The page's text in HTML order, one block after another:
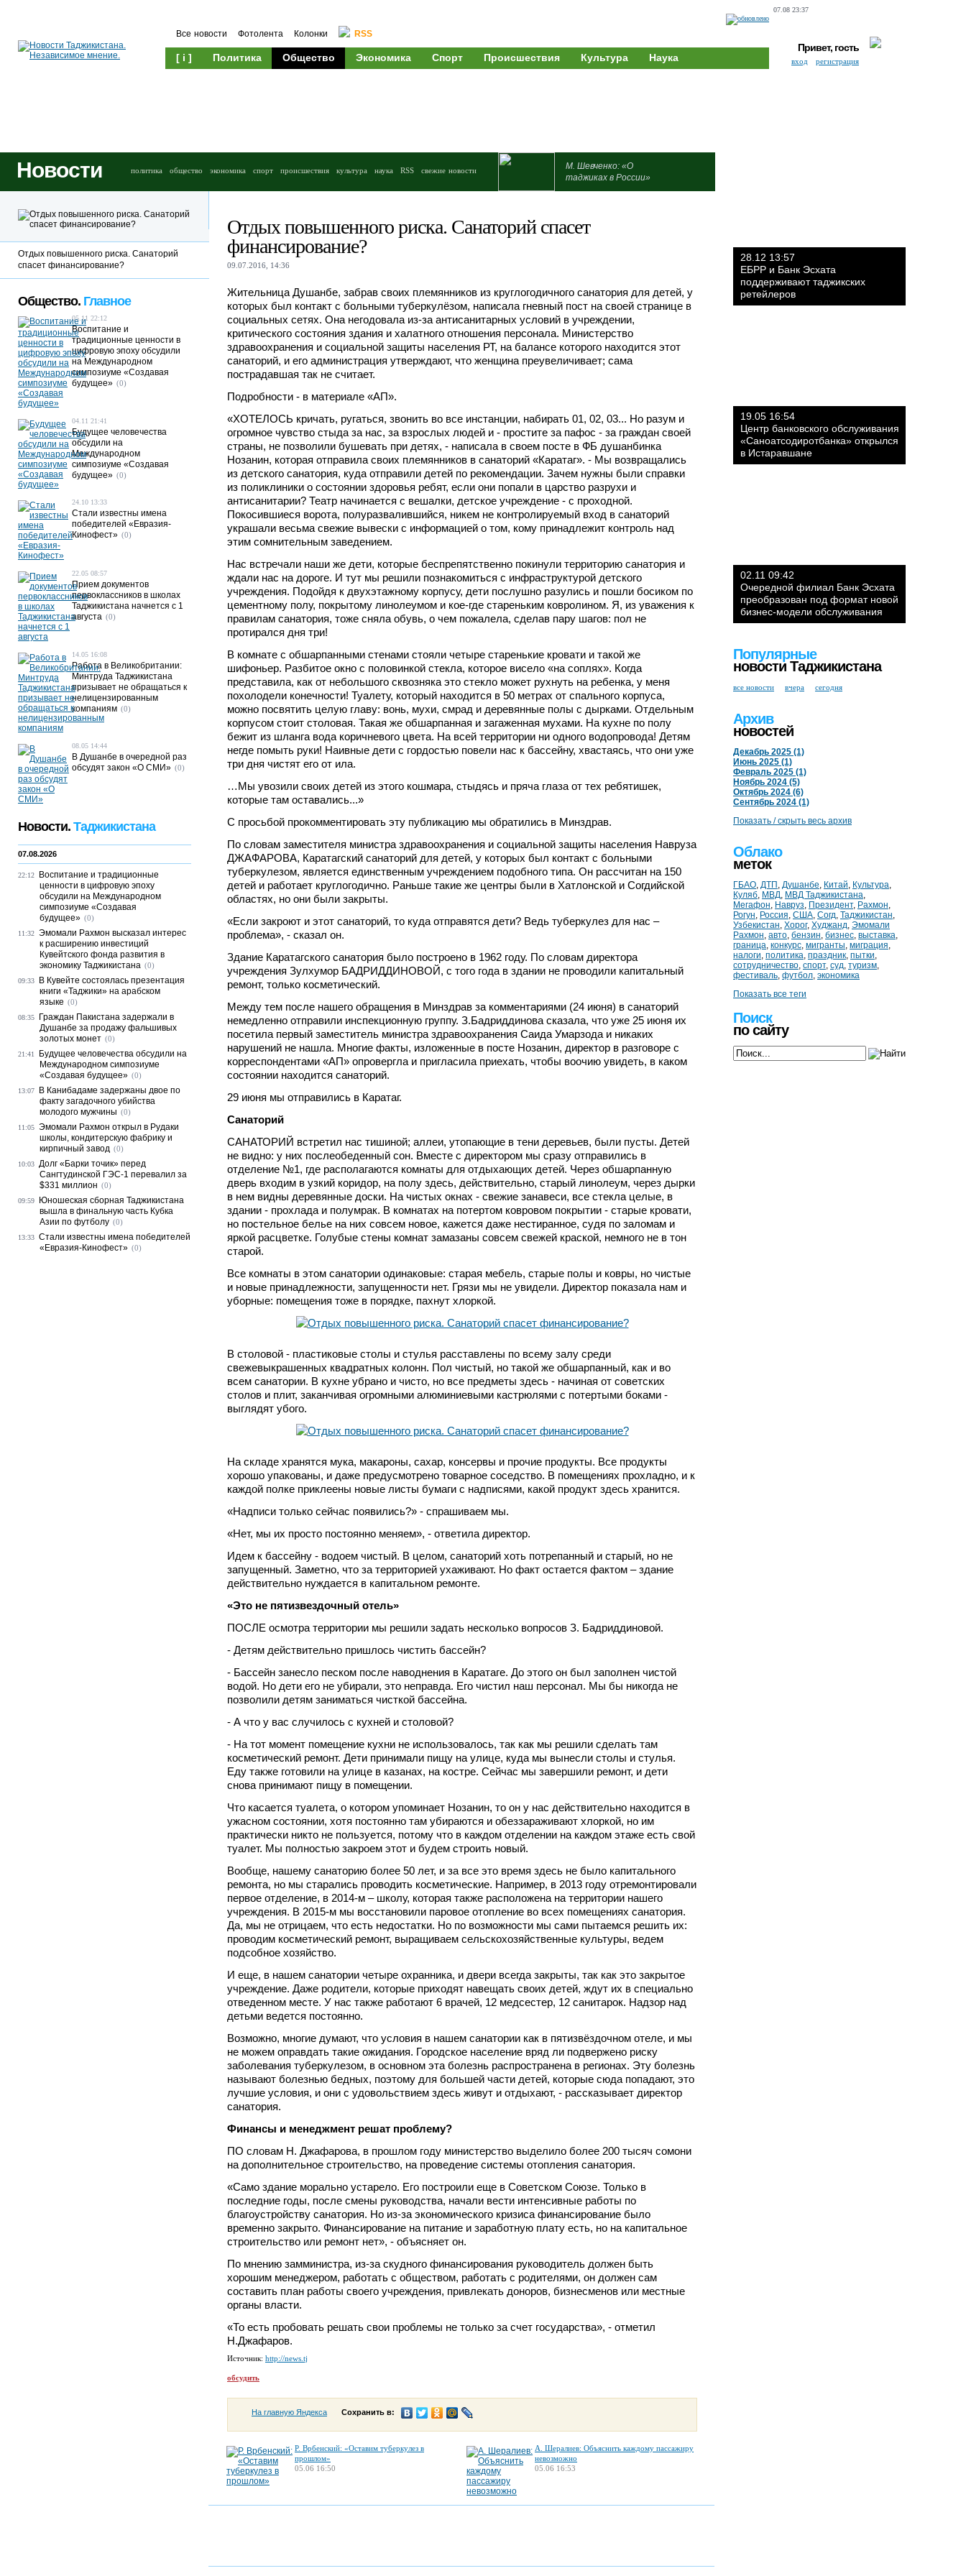
07.08 23:37
Все новости Фотолента Колонки RSS
[ i ] Политика Общество Экономика Спорт Происшествия Культура Наука
Привет, гость
вход регистрация
Новости политика общество экономика спорт происшествия культура наука RSS свежие новости
М. Шевченко: «О
таджиках в России»
Отдых повышенного риска. Санаторий спасет
финансирование?
09.07.2016, 14:36
Жительница Душанбе, забрав своих племянников из круглогодичного санатория для детей, у
которых был контакт с больными туберкулёзом, написала гневный пост на своей странице в
социальных сетях. Она негодовала из-за антисанитарных условий в учреждении,
критического состояния здания и халатного отношения персонала. Министерство
здравоохранения и социальной защиты населения РТ, на балансе которого находится этот
санаторий, и его администрация утверждают, что женщина преувеличивает; сама
пострадавшая так не считает.
Подробности - в материале «АП».
«ХОТЕЛОСЬ кричать, ругаться, звонить во все инстанции, набирать 01, 02, 03... Но разум и
огромное чувство стыда за нас, за взрослых людей и - простите за пафос - за граждан своей
страны, не позволили бушевать при детях, - написала в своем посте в ФБ душанбинка
Нозанин, которая отправила своих племянников в санаторий «Каратаг». - Мы возвращались
из детского санатория, куда отправили детей по рекомендации. Зачем нужны были справки
из поликлиники о состоянии здоровья ребят, если они попали в царство разрухи и
антисанитарии? Театр начинается с вешалки, детское учреждение - с проходной.
Покосившиеся ворота, полуразвалившийся, никем не контролируемый вход в санаторий
украшали весьма свежие вывески с информацией о том, кому принадлежит контроль над
этим сомнительным заведением.
Нас встречали наши же дети, которые беспрепятственно покинули территорию санатория и
ждали нас на дороге. И тут мы решили познакомиться с инфраструктурой детского
учреждения. Подойдя к двухэтажному корпусу, дети послушно разулись и пошли босиком по
цементному полу, покрытому линолеумом и кое-где стареньким ковролином. Я, из уважения к
правилам санатория, тоже сняла обувь, о чем пожалела, сделав пару шагов: пол не
протирался дня три!
В комнате с обшарпанными стенами стояли четыре старенькие кровати и такой же
шифоньер. Разбитое окно с половинкой стекла, которое висело «на соплях». Когда
представила, как от небольшого сквозняка это стекло может рухнуть на ребенка, у меня
похолодели конечности! Туалету, который находится в 50 метрах от спального корпуса,
можно посвятить целую главу: вонь, мухи, смрад и деревянные полы с дырками. Отдельным
корпусом стоит столовая. Такая же обшарпанная и загаженная мухами. На кухне по полу
бежит из шланга вода коричневого цвета. На всей территории ни одного водопровода! Детям
негде помыть руки! Наивные дети с гордостью повели нас к бассейну, хвастаясь, что они уже
три дня чистят его от ила.
…Мы увозили своих детей из этого кошмара, стыдясь и пряча глаза от тех ребятишек,
которые там оставались...»
С просьбой прокомментировать эту публикацию мы обратились в Минздрав.
По словам заместителя министра здравоохранения и социальной защиты населения Навруза
ДЖАФАРОВА, Каратагский санаторий для детей, у которых был контакт с больными
туберкулезом, является единственным учреждением подобного типа. Он рассчитан на 150
детей и работает круглогодично. Раньше такие же центры были в Хатлонской и Согдийской
областях, но они были закрыты.
«Если закроют и этот санаторий, то куда отправятся дети? Ведь туберкулез для нас –
проблема», - сказал он.
Здание Каратагского санатория было построено в 1962 году. По словам директора
учреждения Зулхумор БАДРИДДИНОВОЙ, с того года в здании не проводили капитальный
ремонт, только косметический.
Между тем после нашего обращения в Минздрав за комментариями (24 июня) в санаторий
немедленно отправили инспекционную группу. З.Бадриддинова сказала, что уже 25 июня их
посетила первый заместитель министра здравоохранения Саида Умарзода и никаких
нарушений не нашла. Многие факты, изложенные в посте Нозанин, директор в разговоре с
корреспондентами «АП» опровергла и пригласила приехать, чтобы воочию увидеть, в каком
состоянии находится санаторий.
29 июня мы отправились в Каратаг.
Санаторий
САНАТОРИЙ встретил нас тишиной; аллеи, утопающие в тени деревьев, были пусты. Детей
не видно: у них послеобеденный сон. Вместе с директором мы сразу отправились в
отделение №1, где располагаются комнаты для отдыхающих детей. Через обшарпанную
дверь входим в узкий коридор, на полу здесь, действительно, старый линолеум, через дырки
в нем видны деревянные доски. На чистых окнах - свежие занавеси, все стекла целые, в
здании - прохлада и полумрак. В комнатах на потертом ковровом покрытии - старые кровати,
но постельное белье на них совсем новое, кажется даже нестиранное, судя по заломам и
яркой расцветке. Голубые стены комнат замазаны совсем свежей краской, немного не в тон
старой.
Все комнаты в этом санатории одинаковые: старая мебель, старые полы и ковры, но чистые
и новые принадлежности, запущенности нет. Грязи мы не увидели. Директор показала нам и
уборные: помещения тоже в порядке, пахнут хлоркой.
В столовой - пластиковые столы и стулья расставлены по всему залу среди
свежевыкрашенных квадратных колонн. Пол чистый, но такой же обшарпанный, как и во
всем санатории. В кухне убрано и чисто, но все предметы здесь - начиная от советских
столов и плит, заканчивая огромными алюминиевыми кастрюлями с потертыми боками -
выглядят убого.
На складе хранятся мука, макароны, сахар, консервы и прочие продукты. Все продукты
хорошо упакованы, и даже предусмотрено товарное соседство. В помещениях прохладно, и к
каждой полке приклеены новые листы бумаги с надписями, какой продукт здесь хранится.
«Надписи только сейчас появились?» - спрашиваем мы.
«Нет, мы их просто постоянно меняем», - ответила директор.
Идем к бассейну - водоем чистый. В целом, санаторий хоть потрепанный и старый, но не
запущенный. Заметно, что за территорией ухаживают. Но факт остается фактом – здание
действительно нуждается в капитальном ремонте.
«Это не пятизвездочный отель»
ПОСЛЕ осмотра территории мы решили задать несколько вопросов З. Бадриддиновой.
- Детям действительно пришлось чистить бассейн?
- Бассейн занесло песком после наводнения в Каратаге. До этого он был заполнен чистой
водой. Но дети его не убирали, это неправда. Его чистил наш персонал. Мы бы никогда не
позволили детям заниматься чисткой бассейна.
- А что у вас случилось с кухней и столовой?
- На тот момент помещение кухни не использовалось, так как мы решили сделать там
косметический ремонт. Дети принимали пищу на улице, куда мы вынесли столы и стулья.
Еду также готовили на улице в казанах, на костре. Сейчас мы завершили ремонт, и дети
снова принимают пищу в помещении.
Что касается туалета, о котором упоминает Нозанин, то он у нас действительно находится в
ужасном состоянии, хотя постоянно там убираются и обеззараживают хлоркой, но им
практически никто не пользуется, потому что в каждом отделении на каждом этаже есть свой
туалет. Мы полностью закроем этот и будем строить новый.
Вообще, нашему санаторию более 50 лет, и за все это время здесь не было капитального
ремонта, но мы старались проводить косметические. Например, в 2013 году отремонтировали
первое отделение, в 2014-м – школу, которая также расположена на территории нашего
учреждения. В 2015-м мы восстановили паровое отопление во всех помещениях санатория.
Да, мы не отрицаем, что есть недостатки. Но по возможности мы сами пытаемся решить их:
проводим косметический ремонт, выращиваем сельскохозяйственные культуры, ведем
подсобное хозяйство.
И еще, в нашем санатории четыре охранника, и двери всегда закрыты, так как это закрытое
учреждение. Даже родители, которые приходят навещать своих детей, ждут их в специально
отведенном месте. У нас также работают 6 врачей, 12 медсестер, 12 санитарок. Надзор над
детьми ведется постоянно.
Возможно, многие думают, что условия в нашем санатории как в пятизвёздочном отеле, и мы
не можем оправдать такие ожидания. Городское население вряд ли подвержено риску
заболевания туберкулезом, в основном эта болезнь распространена в регионах. Эту болезнь
называют болезнью бедных, поэтому для большей части детей, которые сюда попадают, это
лучшие условия, и они с удовольствием здесь живут и отдыхают, - рассказывает директор
санатория.
Финансы и менеджмент решат проблему?
ПО словам Н. Джафарова, в прошлом году министерство выделило более 200 тысяч сомони
на дополнительное строительство, на проведение системы отопления санатория.
«Само здание морально устарело. Его построили еще в Советском Союзе. Только в
последние годы, после смены руководства, начали вести интенсивные работы по
благоустройству санатория. Но из-за экономического кризиса финансирование было
временно закрыто. Финансирование на питание и заработную плату есть, но на капитальное
строительство или ремонт нет», - объясняет он.
По мнению замминистра, из-за скудного финансирования руководитель должен быть
хорошим менеджером, работать с обществом, работать с родителями, он должен сам
составить план работы своего учреждения, привлекать доноров, бизнесменов или местные
органы власти.
«То есть пробовать решать свои проблемы не только за счет государства», - отметил
Н.Джафаров.
Источник: http://news.tj
обсудить
На главную Яндекса Сохранить в:
Р. Врбенский: «Оставим туберкулез в
прошлом»
05.06 16:50
А. Шералиев: Объяснить каждому пассажиру
невозможно
05.06 16:53
Отдых повышенного риска. Санаторий
спасет финансирование?
Общество. Главное
05.11 22:12
Воспитание и
традиционные ценности в
цифровую эпоху обсудили
на Международном
симпозиуме «Создавая
будущее» (0)
04.11 21:41
Будущее человечества
обсудили на
Международном
симпозиуме «Создавая
будущее» (0)
24.10 13:33
Стали известны имена
победителей «Евразия-
Кинофест» (0)
22.05 08:57
Прием документов
первоклассников в школах
Таджикистана начнется с 1
августа (0)
14.05 16:08
Работа в Великобритании:
Минтруда Таджикистана
призывает не обращаться к
нелицензированным
компаниям (0)
08.05 14:44
В Душанбе в очередной раз
обсудят закон «О СМИ» (0)
Новости. Таджикистана
07.08.2026
22:12
Воспитание и традиционные
ценности в цифровую эпоху
обсудили на Международном
симпозиуме «Создавая
будущее» (0)
11:32 Эмомали Рахмон высказал интерес
к расширению инвестиций
Кувейтского фонда развития в
экономику Таджикистана (0)
09:33
В Кувейте состоялась презентация
книги «Таджики» на арабском
языке (0)
08:35
Граждан Пакистана задержали в
Душанбе за продажу фальшивых
золотых монет (0)
21:41
Будущее человечества обсудили на
Международном симпозиуме
«Создавая будущее» (0)
13:07
В Канибадаме задержаны двое по
факту загадочного убийства
молодого мужчины (0)
11:05 Эмомали Рахмон открыл в Рудаки
школы, кондитерскую фабрику и
кирпичный завод (0)
10:03 Долг «Барки точик» перед
Сангтудинской ГЭС-1 перевалил за
$331 миллион (0)
09:59
Юношеская сборная Таджикистана
вышла в финальную часть Кубка
Азии по футболу (0)
13:33 Стали известны имена победителей
«Евразия-Кинофест» (0)
28.12 13:57
ЕБРР и Банк Эсхата
поддерживают таджикских
ретейлеров
19.05 16:54
Центр банковского обслуживания
«Саноатсодиротбанка» открылся
в Истаравшане
02.11 09:42
Очередной филиал Банк Эсхата
преобразован под формат новой
бизнес-модели обслуживания
Популярные
новости Таджикистана
все новости вчера сегодня
Архив
новостей
Декабрь 2025 (1)
Июнь 2025 (1)
Февраль 2025 (1)
Ноябрь 2024 (5)
Октябрь 2024 (6)
Сентябрь 2024 (1)
Показать / скрыть весь архив
Облако
меток
ГБАО, ДТП , Душанбе, Китай, Культура,
Куляб, МВД, МВД Таджикистана,
Мегафон, Навруз, Президент, Рахмон,
Рогун, Россия, США, Согд, Таджикистан,
Узбекистан, Хорог, Худжанд, Эмомали
Рахмон, авто, бензин, бизнес, выставка,
граница, конкурс, мигранты, миграция,
налоги, политика, праздник, пытки,
сотрудничество, спорт, суд, туризм,
фестиваль, футбол, экономика
Показать все теги
Поиск
по сайту